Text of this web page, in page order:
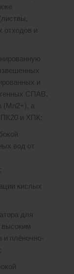
отходов и
и
СПАВ,
(Mn2+), а
и ХПК;
вод от
кислых
для
высоким
и плёночно-